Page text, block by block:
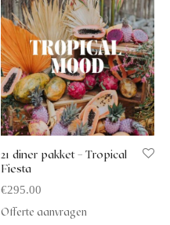
21 diner pakket – Tropical
Fiesta
€295.00
Offerte aanvragen